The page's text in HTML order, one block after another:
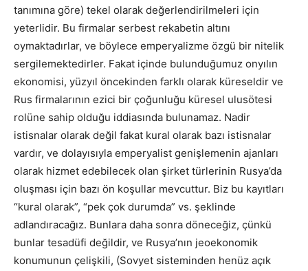
tanımına göre) tekel olarak değerlendirilmeleri için
yeterlidir. Bu firmalar serbest rekabetin altını
oymaktadırlar, ve böylece emperyalizme özgü bir nitelik
sergilemektedirler. Fakat içinde bulunduğumuz onyılın
ekonomisi, yüzyıl öncekinden farklı olarak küreseldir ve
Rus firmalarının ezici bir çoğunluğu küresel ulusötesi
rolüne sahip olduğu iddiasında bulunamaz. Nadir
istisnalar olarak değil fakat kural olarak bazı istisnalar
vardır, ve dolayısıyla emperyalist genişlemenin ajanları
olarak hizmet edebilecek olan şirket türlerinin Rusya’da
oluşması için bazı ön koşullar mevcuttur. Biz bu kayıtları
“kural olarak”, “pek çok durumda” vs. şeklinde
adlandıracağız. Bunlara daha sonra döneceğiz, çünkü
bunlar tesadüfi değildir, ve Rusya’nın jeoekonomik
konumunun çelişkili, (Sovyet sisteminden henüz açık